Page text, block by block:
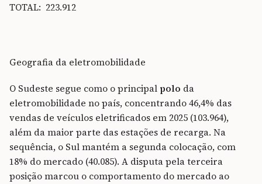
TOTAL: 223.912
Geografia da eletromobilidade
O Sudeste segue como o principal polo da
eletromobilidade no país, concentrando 46,4% das
vendas de veículos eletrificados em 2025 (103.964),
além da maior parte das estações de recarga. Na
sequência, o Sul mantém a segunda colocação, com
18% do mercado (40.085). A disputa pela terceira
posição marcou o comportamento do mercado ao